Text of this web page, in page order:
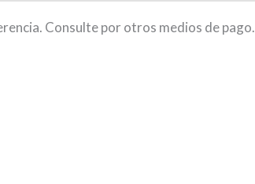
Consulte por otros medios de pago.